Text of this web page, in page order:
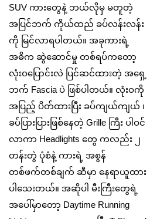
SUV ကားတွေနဲ့ ဘယ်လိုမှ မတူတဲ့
အပြင်ဘက် ကိုယ်ထည် ခပ်လန်းလန်း
ကို မြင်လာရပါတယ်။ အခုကားရဲ့
အဓိက ဆွဲဆောင်မှု တစ်ရပ်ကတော့
လုံးဝပြောင်းလဲ ပြင်ဆင်ထားတဲ့ အရှေ့
ဘက် Fascia ပဲ ဖြစ်ပါတယ်။ လုံးဝကို
အပြည့် ပိတ်ထားပြီး ခပ်ကျယ်ကျယ် ၊
ခပ်ပြားပြားဖြစ်နေတဲ့ Grille ကြီး ပါဝင်
လာကာ Headlights ‌တွေ ကလည်း ၂
တန်းတွဲ ပုံစံနဲ့ ကားရဲ့ အစွန်
တစ်ဖက်တစ်ချက် ဆီမှာ နေရာယူထား
ပါသေးတယ်။ အဆိုပါ မီးကြီးတွေရဲ့
အပေါ်မှာတော့ Daytime Running